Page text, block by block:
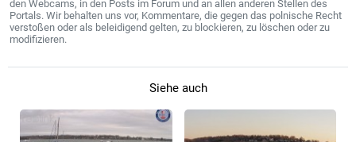
den Webcams, in den Posts im Forum und an allen anderen Stellen des
Portals. Wir behalten uns vor, Kommentare, die gegen das polnische Recht
verstoßen oder als beleidigend gelten, zu blockieren, zu löschen oder zu
modifizieren.
Siehe auch